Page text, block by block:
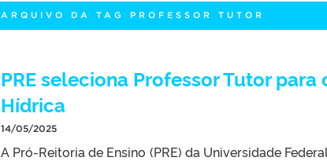
ARQUIVO DA TAG PROFESSOR TUTOR
PRE seleciona Professor Tutor para
Hídrica
14/05/2025
A Pró-Reitoria de Ensino (PRE) da Universidade